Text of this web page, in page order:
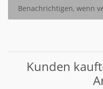
Benachrichtigen, wenn
Kunden